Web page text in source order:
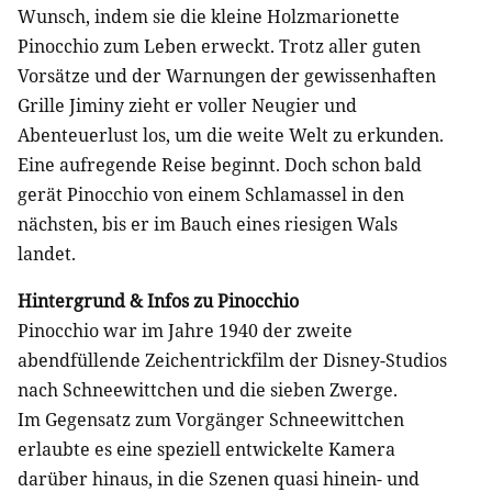
Wunsch, indem sie die kleine Holzmarionette
Pinocchio zum Leben erweckt. Trotz aller guten
Vorsätze und der Warnungen der gewissenhaften
Grille Jiminy zieht er voller Neugier und
Abenteuerlust los, um die weite Welt zu erkunden.
Eine aufregende Reise beginnt. Doch schon bald
gerät Pinocchio von einem Schlamassel in den
nächsten, bis er im Bauch eines riesigen Wals
landet.
Hintergrund & Infos zu Pinocchio
Pinocchio war im Jahre 1940 der zweite
abendfüllende Zeichentrickfilm der Disney-Studios
nach Schneewittchen und die sieben Zwerge.
Im Gegensatz zum Vorgänger Schneewittchen
erlaubte es eine speziell entwickelte Kamera
darüber hinaus, in die Szenen quasi hinein- und